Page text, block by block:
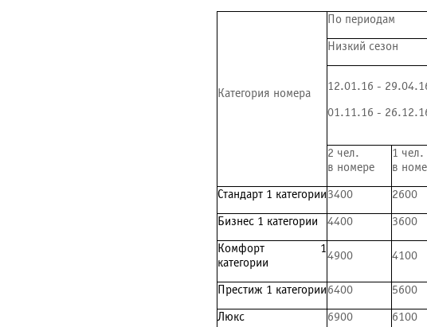
Категория номера
По периодам
Низкий сезон
12.01.16 -
01.11.16 -
2 чел.
в номере
1 чел.
в
Стандарт 1 категории3400 2600
Бизнес 1 категории
4400 3600
Комфорт 1
категории
4900 4100
Престиж 1 категории6400 5600
Люкс
6900 6100